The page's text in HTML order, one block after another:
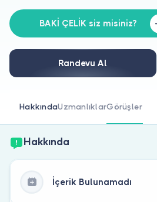
Doktorlar için
Doktor musunuz?
BAKİ ÇELİK siz misiniz?
Randevu Al
HakkındaUzmanlıklarGörüşler
Hakkında
İçerik Bulunamadı